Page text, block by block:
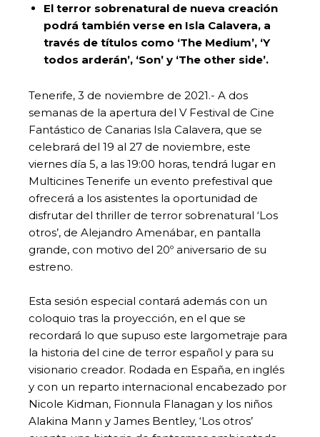
El terror sobrenatural de nueva creación
podrá también verse en Isla Calavera, a
través de títulos como ‘The Medium’, ‘Y
todos arderán’, ‘Son’ y ‘The other side’.
Tenerife, 3 de noviembre de 2021.- A dos
semanas de la apertura del V Festival de Cine
Fantástico de Canarias Isla Calavera, que se
celebrará del 19 al 27 de noviembre, este
viernes día 5, a las 19:00 horas, tendrá lugar en
Multicines Tenerife un evento prefestival que
ofrecerá a los asistentes la oportunidad de
disfrutar del thriller de terror sobrenatural ‘Los
otros’, de Alejandro Amenábar, en pantalla
grande, con motivo del 20º aniversario de su
estreno.
Esta sesión especial contará además con un
coloquio tras la proyección, en el que se
recordará lo que supuso este largometraje para
la historia del cine de terror español y para su
visionario creador. Rodada en España, en inglés
y con un reparto internacional encabezado por
Nicole Kidman, Fionnula Flanagan y los niños
Alakina Mann y James Bentley, ‘Los otros’